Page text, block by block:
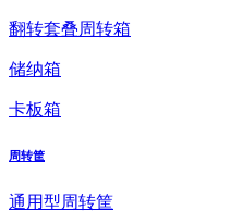
翻转套叠周转箱
储纳箱
卡板箱
周转筐
通用型周转筐